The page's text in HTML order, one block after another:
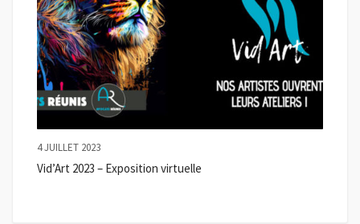
4 JUILLET 2023
Vid’Art 2023 – Exposition virtuelle